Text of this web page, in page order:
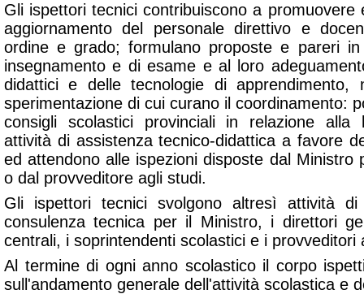
Gli ispettori tecnici contribuiscono a promuovere
aggiornamento del personale direttivo e
ordine e grado; formulano proposte e pareri
insegnamento e di esame e al loro
didattici e delle tecnologie di apprendimento,
sperimentazione di cui curano il coordinamento:
consigli scolastici provinciali in relazione alla
attività di assistenza tecnico-didattica a favore
ed attendono alle ispezioni disposte dal Ministro
o dal provveditore agli studi.
Gli ispettori tecnici svolgono altresì attività
consulenza tecnica per il Ministro, i direttori
centrali, i soprintendenti scolastici e i provveditori
Al termine di ogni anno scolastico il corpo
sull'andamento generale dell'attività scolastica e